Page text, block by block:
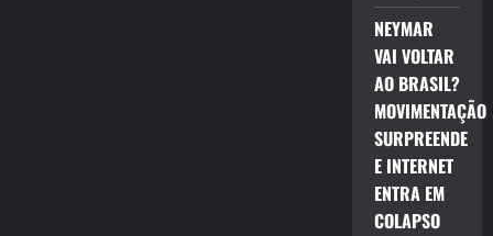
NEYMAR
VAI VOLTAR
AO BRASIL?
MOVIMENTAÇÃO
SURPREENDE
E INTERNET
ENTRA EM
COLAPSO